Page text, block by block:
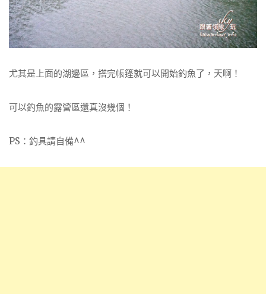
尤其是上面的湖邊區，搭完帳篷就可以開始釣魚了，天啊！
可以釣魚的露營區還真沒幾個！
PS：釣具請自備^^